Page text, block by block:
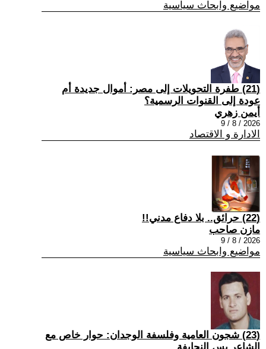
مواضيع وابحاث سياسية
(21) طفرة التحويلات إلى مصر: أموال جديدة أم
عودة إلى القنوات الرسمية؟
أيمن زهري
2026 / 8 / 9
الادارة و الاقتصاد
(22) حرائق.. بلا دفاع مدني!!
مازن صاحب
2026 / 8 / 9
مواضيع وابحاث سياسية
(23) شجون العامية وفلسفة الوجدان: حوار خاص مع